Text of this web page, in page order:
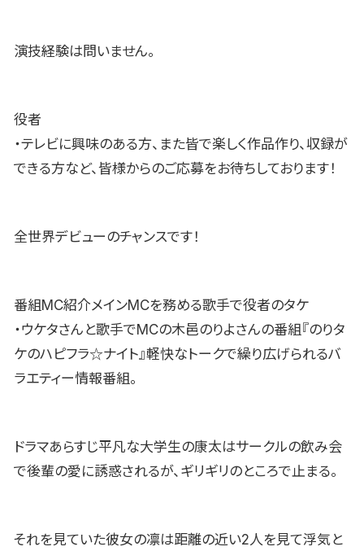
演技経験は問いません。
役者
・テレビに興味のある方、また皆で楽しく作品作り、収録が
できる方など、皆様からのご応募をお待ちしております！
全世界デビューのチャンスです！
番組MC紹介メインMCを務める歌手で役者のタケ
・ウケタさんと歌手でMCの木邑のりよさんの番組『のりタ
ケのハピフラ☆ナイト』軽快なトークで繰り広げられるバ
ラエティー情報番組。
ドラマあらすじ平凡な大学生の康太はサークルの飲み会
で後輩の愛に誘惑されるが、ギリギリのところで止まる。
それを見ていた彼女の凛は距離の近い2人を見て浮気と